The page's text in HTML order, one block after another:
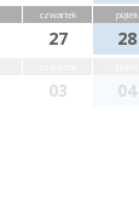
czwartek
27
piątek
28
03 04